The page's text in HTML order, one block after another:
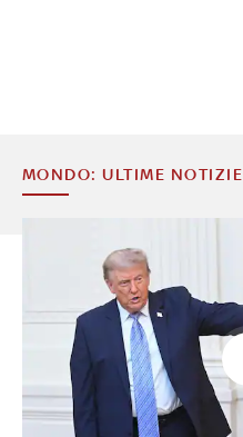
MONDO: ULTIME NOTIZIE